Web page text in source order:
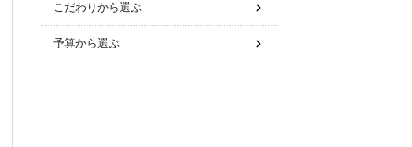
こだわりから選ぶ
予算から選ぶ